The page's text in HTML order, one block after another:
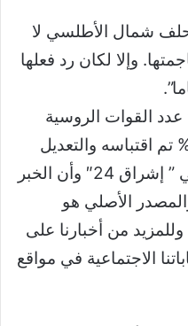
شمال الأطلسي لا
وإلا لكان رد فعلها
عدد القوات الروسية
حدودنا تراجع بنسبة 20% تم اقتباسه والتعديل
عليه من قبل فريق التحرير في ” إشراق 24″ وأن الخبر
الأصلي هو
من أخبارنا على
الاجتماعية في مواقع